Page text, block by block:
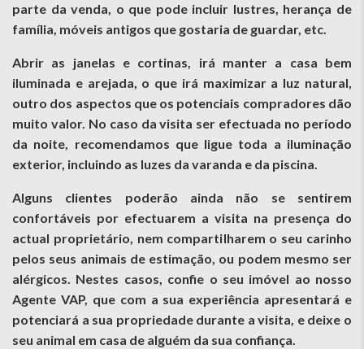
parte da venda, o que pode incluir lustres, herança de
família, móveis antigos que gostaria de guardar, etc.
Abrir as janelas e cortinas, irá manter a casa bem
iluminada e arejada, o que irá maximizar a luz natural,
outro dos aspectos que os potenciais compradores dão
muito valor. No caso da visita ser efectuada no período
da noite, recomendamos que ligue toda a iluminação
exterior, incluindo as luzes da varanda e da piscina.
Alguns clientes poderão ainda não se sentirem
confortáveis por efectuarem a visita na presença do
actual proprietário, nem compartilharem o seu carinho
pelos seus animais de estimação, ou podem mesmo ser
alérgicos. Nestes casos, confie o seu imóvel ao nosso
Agente VAP, que com a sua experiência apresentará e
potenciará a sua propriedade durante a visita, e deixe o
seu animal em casa de alguém da sua confiança.